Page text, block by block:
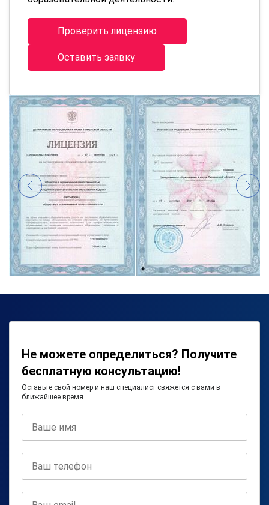
Проверить лицензию
Оставить заявку
Не можете определиться? Получите
бесплатную консультацию!
Оставьте свой номер и наш специалист свяжется с вами в
ближайшее время